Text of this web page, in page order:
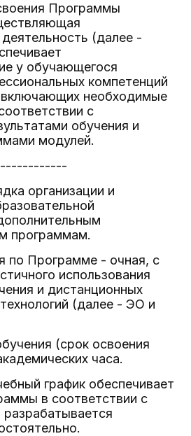
Программы
(далее -
у обучающегося
компетенций
необходимые
с
обучения и
модулей.
организации и
программам.
по Программе - очная, с
использования
и дистанционных
(далее - ЭО и
(срок освоения
часа.
график обеспечивает
в соответствии с